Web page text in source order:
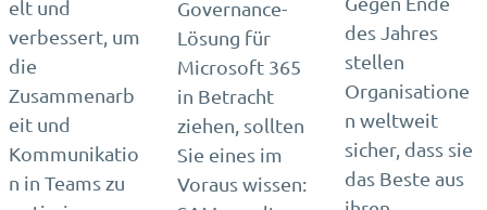
elt und
verbessert, um
die
Zusammenarb
eit und
Kommunikatio
n in Teams zu
Governance-
Lösung für
Microsoft 365
in Betracht
ziehen, sollten
Sie eines im
Voraus wissen:
des Jahres
stellen
Organisatione
n weltweit
sicher, dass sie
das Beste aus